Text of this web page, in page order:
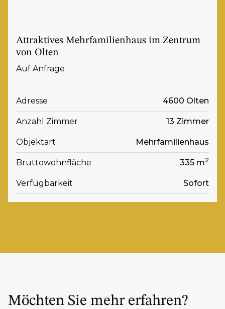
Attraktives Mehrfamilienhaus im Zentrum
von Olten
Auf Anfrage
Adresse 4600 Olten
Anzahl Zimmer 13 Zimmer
Objektart Mehrfamilienhaus
Bruttowohnfläche 335 m2
Verfügbarkeit Sofort
Möchten Sie mehr erfahren?